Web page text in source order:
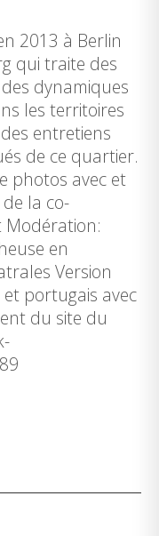
2013 à Berlin
qui traite des
dynamiques
les territoires
entretiens
de ce quartier.
photos avec et
la co-
Modération:
en
Version
portugais avec
du site du